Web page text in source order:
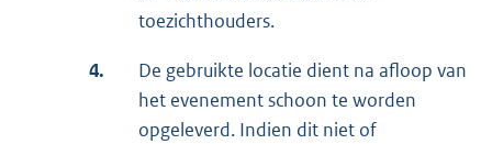
toezichthouders.
4.
De gebruikte locatie dient na afloop van
het evenement schoon te worden
opgeleverd. Indien dit niet of